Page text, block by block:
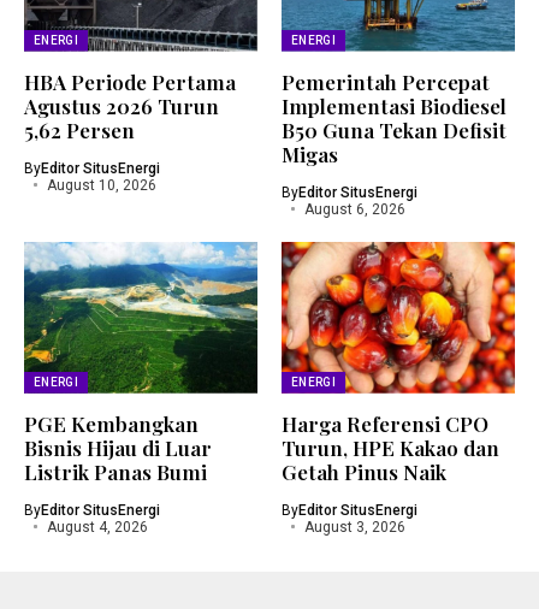
ENERGI
HBA Periode Pertama
Agustus 2026 Turun
5,62 Persen
ByEditor SitusEnergi
August 10, 2026
ENERGI
Pemerintah Percepat
Implementasi Biodiesel
B50 Guna Tekan Defisit
Migas
ByEditor SitusEnergi
August 6, 2026
ENERGI
PGE Kembangkan
Bisnis Hijau di Luar
Listrik Panas Bumi
ByEditor SitusEnergi
August 4, 2026
ENERGI
Harga Referensi CPO
Turun, HPE Kakao dan
Getah Pinus Naik
ByEditor SitusEnergi
August 3, 2026